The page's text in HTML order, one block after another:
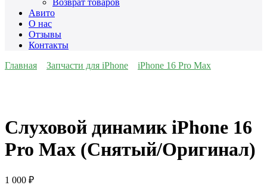
Возврат товаров
Авито
О нас
Отзывы
Контакты
Главная
Запчасти для iPhone iPhone 16 Pro Max
Слуховой динамик iPhone 16
Pro Max (Снятый/Оригинал)
1 000 ₽